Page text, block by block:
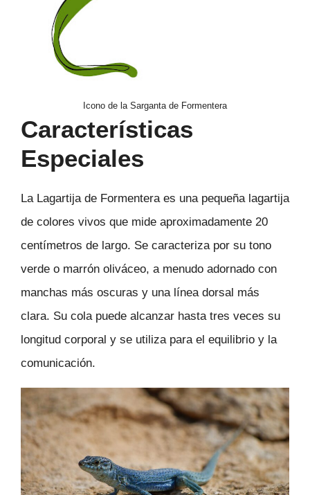
Icono de la Sarganta de Formentera
Características
Especiales
La Lagartija de Formentera es una pequeña lagartija
de colores vivos que mide aproximadamente 20
centímetros de largo. Se caracteriza por su tono
verde o marrón oliváceo, a menudo adornado con
manchas más oscuras y una línea dorsal más
clara. Su cola puede alcanzar hasta tres veces su
longitud corporal y se utiliza para el equilibrio y la
comunicación.